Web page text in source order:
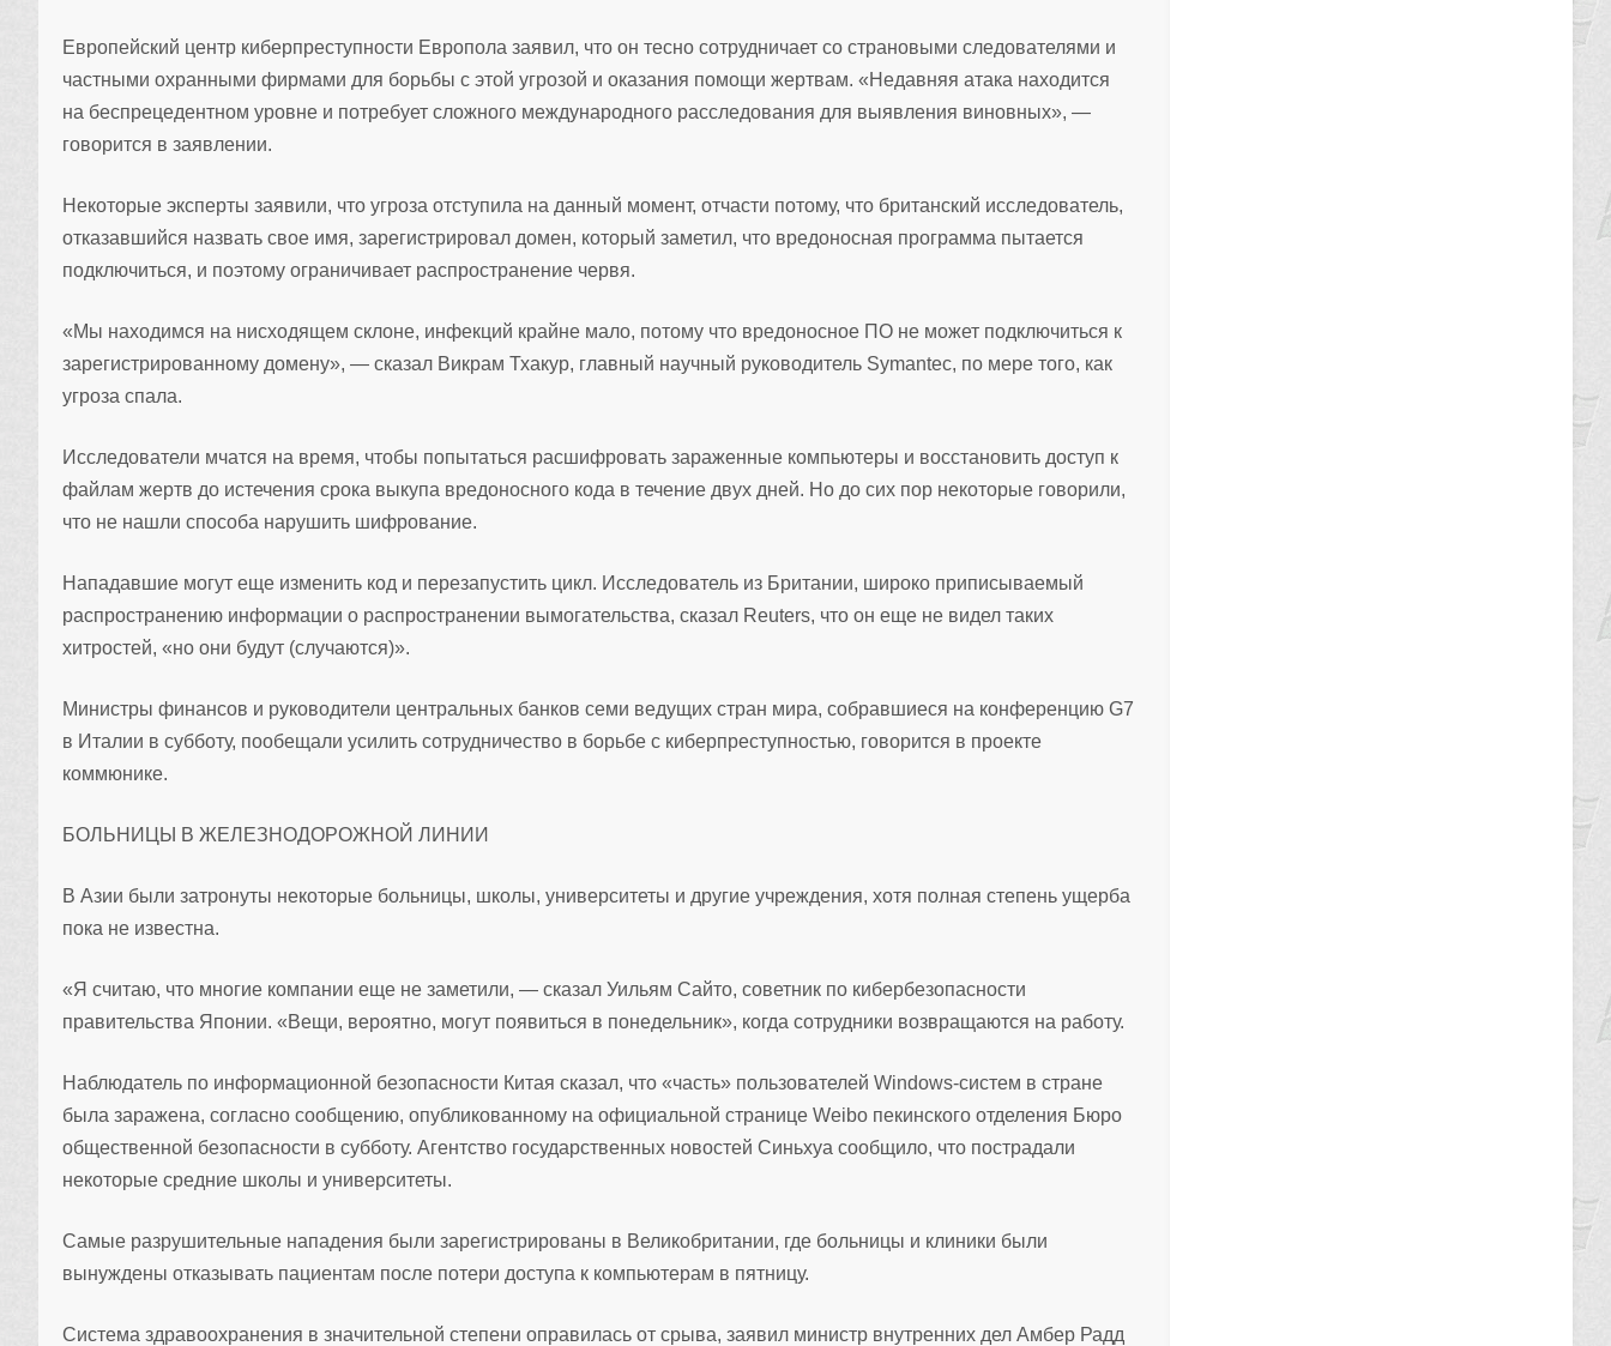
Европейский центр киберпреступности Европола заявил, что он тесно сотрудничает со страновыми следователями и
частными охранными фирмами для борьбы с этой угрозой и оказания помощи жертвам. «Недавняя атака находится
на беспрецедентном уровне и потребует сложного международного расследования для выявления виновных», —
говорится в заявлении.
Некоторые эксперты заявили, что угроза отступила на данный момент, отчасти потому, что британский исследователь,
отказавшийся назвать свое имя, зарегистрировал домен, который заметил, что вредоносная программа пытается
подключиться, и поэтому ограничивает распространение червя.
«Мы находимся на нисходящем склоне, инфекций крайне мало, потому что вредоносное ПО не может подключиться к
зарегистрированному домену», — сказал Викрам Тхакур, главный научный руководитель Symantec, по мере того, как
угроза спала.
Исследователи мчатся на время, чтобы попытаться расшифровать зараженные компьютеры и восстановить доступ к
файлам жертв до истечения срока выкупа вредоносного кода в течение двух дней. Но до сих пор некоторые говорили,
что не нашли способа нарушить шифрование.
Нападавшие могут еще изменить код и перезапустить цикл. Исследователь из Британии, широко приписываемый
распространению информации о распространении вымогательства, сказал Reuters, что он еще не видел таких
хитростей, «но они будут (случаются)».
Министры финансов и руководители центральных банков семи ведущих стран мира, собравшиеся на конференцию G7
в Италии в субботу, пообещали усилить сотрудничество в борьбе с киберпреступностью, говорится в проекте
коммюнике.
БОЛЬНИЦЫ В ЖЕЛЕЗНОДОРОЖНОЙ ЛИНИИ
В Азии были затронуты некоторые больницы, школы, университеты и другие учреждения, хотя полная степень ущерба
пока не известна.
«Я считаю, что многие компании еще не заметили, — сказал Уильям Сайто, советник по кибербезопасности
правительства Японии. «Вещи, вероятно, могут появиться в понедельник», когда сотрудники возвращаются на работу.
Наблюдатель по информационной безопасности Китая сказал, что «часть» пользователей Windows-систем в стране
была заражена, согласно сообщению, опубликованному на официальной странице Weibo пекинского отделения Бюро
общественной безопасности в субботу. Агентство государственных новостей Синьхуа сообщило, что пострадали
некоторые средние школы и университеты.
Самые разрушительные нападения были зарегистрированы в Великобритании, где больницы и клиники были
вынуждены отказывать пациентам после потери доступа к компьютерам в пятницу.
Система здравоохранения в значительной степени оправилась от срыва, заявил министр внутренних дел Амбер Радд